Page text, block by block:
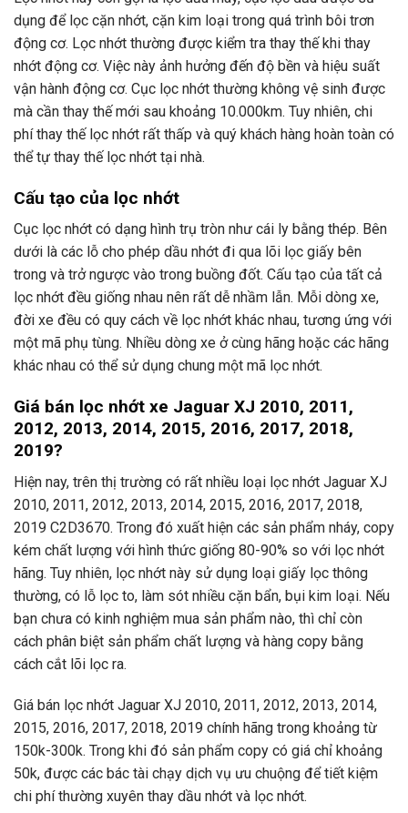
dụng để lọc cặn nhớt, cặn kim loại trong quá trình bôi trơn
động cơ. Lọc nhớt thường được kiểm tra thay thế khi thay
nhớt động cơ. Việc này ảnh hưởng đến độ bền và hiệu suất
vận hành động cơ. Cục lọc nhớt thường không vệ sinh được
mà cần thay thế mới sau khoảng 10.000km. Tuy nhiên, chi
phí thay thế lọc nhớt rất thấp và quý khách hàng hoàn toàn có
thể tự thay thế lọc nhớt tại nhà.
Cấu tạo của lọc nhớt
Cục lọc nhớt có dạng hình trụ tròn như cái ly bằng thép. Bên
dưới là các lỗ cho phép dầu nhớt đi qua lõi lọc giấy bên
trong và trở ngược vào trong buồng đốt. Cấu tạo của tất cả
lọc nhớt đều giống nhau nên rất dễ nhầm lẫn. Mỗi dòng xe,
đời xe đều có quy cách về lọc nhớt khác nhau, tương ứng với
một mã phụ tùng. Nhiều dòng xe ở cùng hãng hoặc các hãng
khác nhau có thể sử dụng chung một mã lọc nhớt.
Giá bán lọc nhớt xe Jaguar XJ 2010, 2011,
2012, 2013, 2014, 2015, 2016, 2017, 2018,
2019?
Hiện nay, trên thị trường có rất nhiều loại lọc nhớt Jaguar XJ
2010, 2011, 2012, 2013, 2014, 2015, 2016, 2017, 2018,
2019 C2D3670. Trong đó xuất hiện các sản phẩm nháy, copy
kém chất lượng với hình thức giống 80-90% so với lọc nhớt
hãng. Tuy nhiên, lọc nhớt này sử dụng loại giấy lọc thông
thường, có lỗ lọc to, làm sót nhiều cặn bẩn, bụi kim loại. Nếu
bạn chưa có kinh nghiệm mua sản phẩm nào, thì chỉ còn
cách phân biệt sản phẩm chất lượng và hàng copy bằng
cách cắt lõi lọc ra.
Giá bán lọc nhớt Jaguar XJ 2010, 2011, 2012, 2013, 2014,
2015, 2016, 2017, 2018, 2019 chính hãng trong khoảng từ
150k-300k. Trong khi đó sản phẩm copy có giá chỉ khoảng
50k, được các bác tài chạy dịch vụ ưu chuộng để tiết kiệm
chi phí thường xuyên thay dầu nhớt và lọc nhớt.